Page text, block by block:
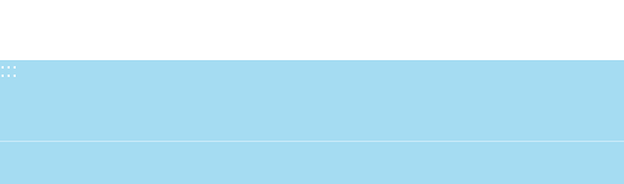
:::